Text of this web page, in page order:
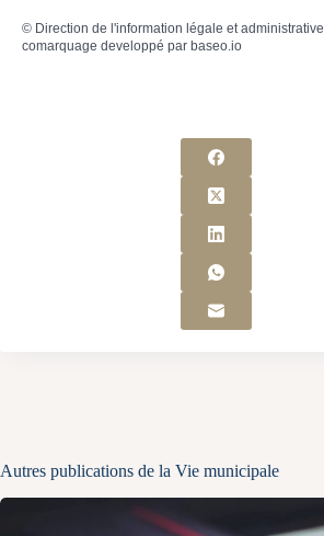
© Direction de l'information légale et administrative
comarquage developpé par baseo.io
Autres publications de la Vie municipale